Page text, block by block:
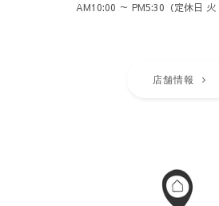
AM10:00 ～ PM5:30（定休日 火
店舗情報